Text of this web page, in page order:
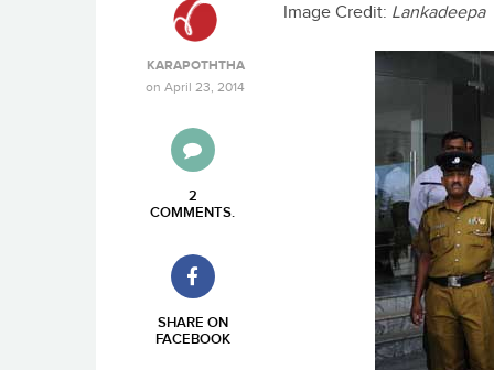
KARAPOTHTHA
on April 23, 2014
2
COMMENTS.
SHARE ON
FACEBOOK
Image Credit: Lankadeepa